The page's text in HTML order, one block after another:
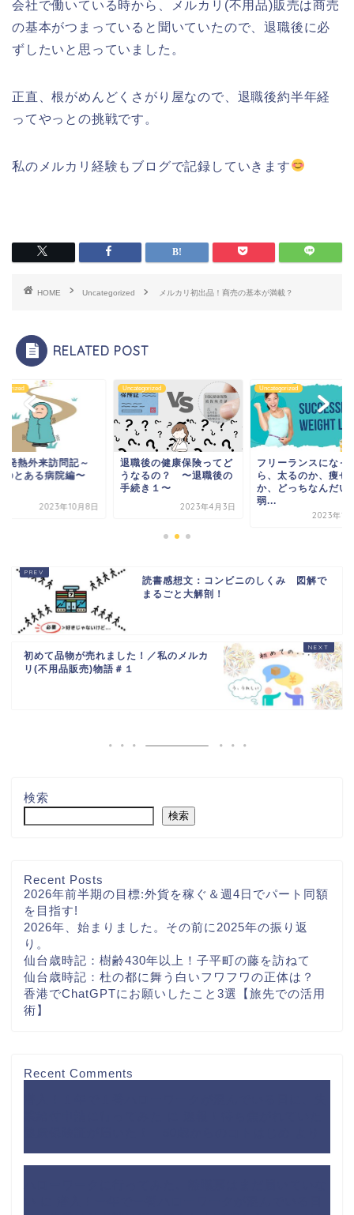
会社で働いている時から、メルカリ(不用品)販売は商売
の基本がつまっていると聞いていたので、退職後に必
ずしたいと思っていました。
正直、根がめんどくさがり屋なので、退職後約半年経
ってやっとの挑戦です。
私のメルカリ経験もブログで記録していきます
HOME Uncategorized メルカリ初出品！商売の基本が満載？
RELATED POST
:発熱外来訪問記～
のとある病院編〜
2023年10月8日
Uncategorized
退職後の健康保険ってど
うなるの？ 〜退職後の
手続き１〜
2023年4月3日
Uncategorized
フリーランスになっ
ら、太るのか、痩せ
か、どっちなんだい
弱...
2023年10
読書感想文：コンビニのしくみ 図解で
まるごと大解剖！
初めて品物が売れました！／私のメルカ
リ(不用品販売)物語＃１
検索
検索
Recent Posts
2026年前半期の目標:外貨を稼ぐ＆週4日でパート同額
を目指す!
2026年、始まりました。その前に2025年の振り返
り。
仙台歳時記：樹齢430年以上！子平町の藤を訪ねて
仙台歳時記：杜の都に舞う白いフワフワの正体は？
香港でChatGPTにお願いしたこと3選【旅先での活用
術】
Recent Comments